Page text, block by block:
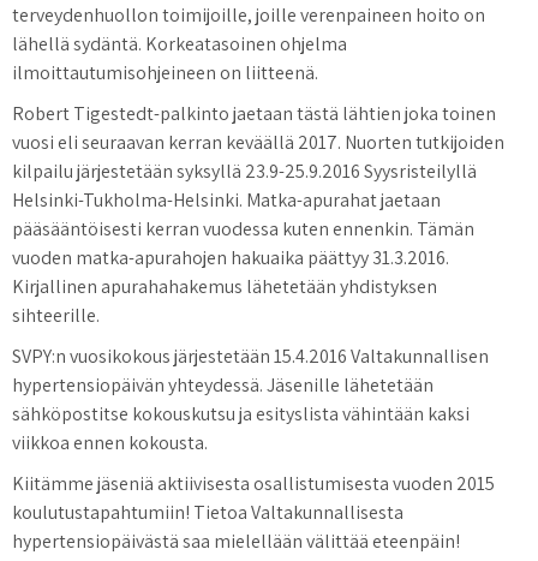
terveydenhuollon toimijoille, joille verenpaineen hoito on
lähellä sydäntä. Korkeatasoinen ohjelma
ilmoittautumisohjeineen on liitteenä.
Robert Tigestedt-palkinto jaetaan tästä lähtien joka toinen
vuosi eli seuraavan kerran keväällä 2017. Nuorten tutkijoiden
kilpailu järjestetään syksyllä 23.9-25.9.2016 Syysristeilyllä
Helsinki-Tukholma-Helsinki. Matka-apurahat jaetaan
pääsääntöisesti kerran vuodessa kuten ennenkin. Tämän
vuoden matka-apurahojen hakuaika päättyy 31.3.2016.
Kirjallinen apurahahakemus lähetetään yhdistyksen
sihteerille.
SVPY:n vuosikokous järjestetään 15.4.2016 Valtakunnallisen
hypertensiopäivän yhteydessä. Jäsenille lähetetään
sähköpostitse kokouskutsu ja esityslista vähintään kaksi
viikkoa ennen kokousta.
Kiitämme jäseniä aktiivisesta osallistumisesta vuoden 2015
koulutustapahtumiin! Tietoa Valtakunnallisesta
hypertensiopäivästä saa mielellään välittää eteenpäin!